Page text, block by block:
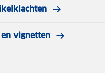
vignetten